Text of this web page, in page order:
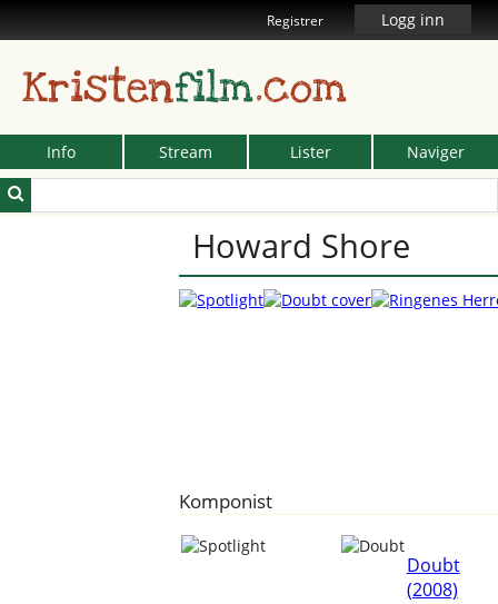
Registrer Logg inn
Kristenfilm.com
Info Stream Lister Naviger
Howard Shore
Komponist
Doubt
(2008)